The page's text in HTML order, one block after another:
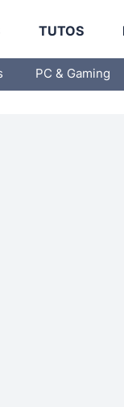
TUTOS
PC & Gaming